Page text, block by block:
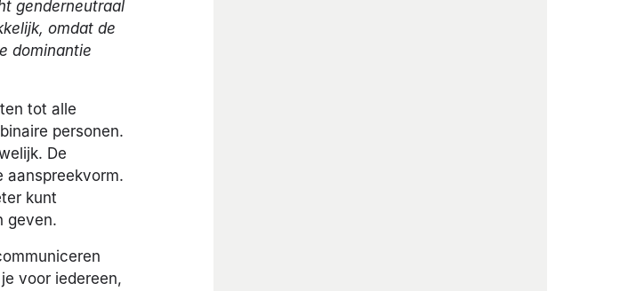
genderneutraal
omdat de
dominantie
tot alle
personen.
De
aanspreekvorm.
kunt
geven.
voor iedereen,